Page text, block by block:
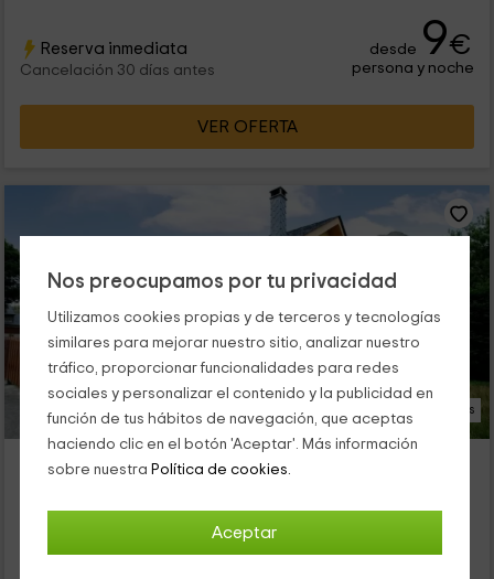
Nos preocupamos por tu privacidad
Utilizamos cookies propias y de terceros y tecnologías
similares para mejorar nuestro sitio, analizar nuestro
tráfico, proporcionar funcionalidades para redes
sociales y personalizar el contenido y la publicidad en
función de tus hábitos de navegación, que aceptas
haciendo clic en el botón 'Aceptar'. Más información
sobre nuestra Política de cookies.
Aceptar
Reserva inmediata
Cancelación 30 días antes
desde 9€
persona y noche
VER OFERTA
26 Fotos
El Aposento de Babia
Quintanilla De Babia, León